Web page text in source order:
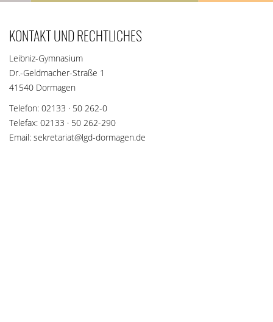
KONTAKT UND RECHTLICHES
Leibniz-Gymnasium
Dr.-Geldmacher-Straße 1
41540 Dormagen
Telefon: 02133 · 50 262-0
Telefax: 02133 · 50 262-290
Email: sekretariat@lgd-dormagen.de